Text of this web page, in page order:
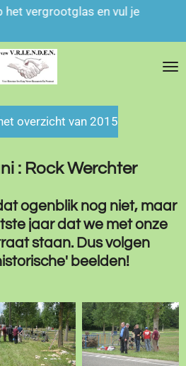
het vergrootglas en vul je
overzicht van 2015
: Rock Werchter
ogenblik nog niet, maar
jaar dat we met onze
staan. Dus volgen
beelden!